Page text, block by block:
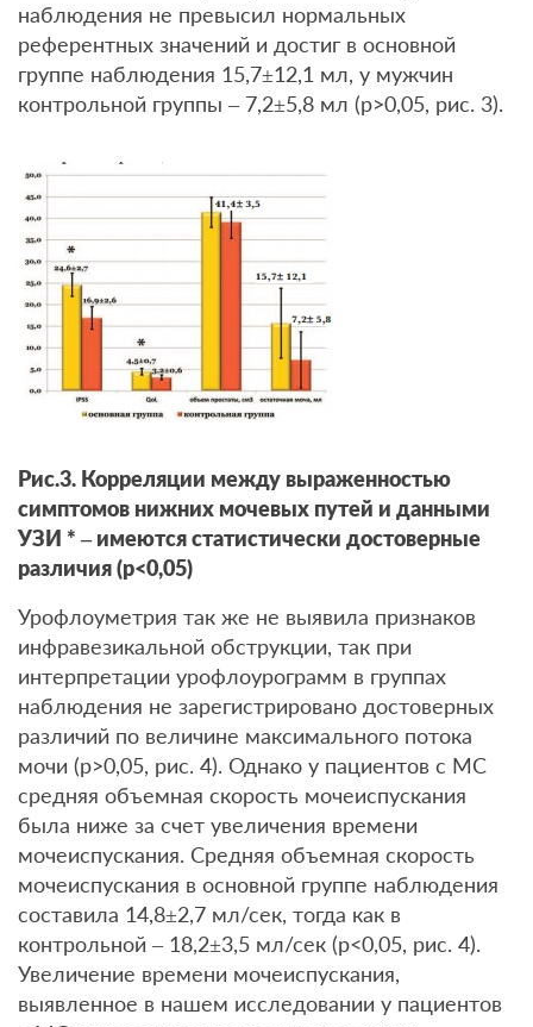
наблюдения не превысил нормальных
референтных значений и достиг в основной
группе наблюдения 15,7±12,1 мл, у мужчин
контрольной группы – 7,2±5,8 мл (р>0,05, рис. 3).
Рис.3. Корреляции между выраженностью
симптомов нижних мочевых путей и данными
УЗИ * – имеются статистически достоверные
различия (р<0,05)
Урофлоуметрия так же не выявила признаков
инфравезикальной обструкции, так при
интерпретации урофлоурограмм в группах
наблюдения не зарегистрировано достоверных
различий по величине максимального потока
мочи (р>0,05, рис. 4). Однако у пациентов с МС
средняя объемная скорость мочеиспускания
была ниже за счет увеличения времени
мочеиспускания. Средняя объемная скорость
мочеиспускания в основной группе наблюдения
составила 14,8±2,7 мл/сек, тогда как в
контрольной – 18,2±3,5 мл/сек (р<0,05, рис. 4).
Увеличение времени мочеиспускания,
выявленное в нашем исследовании у пациентов